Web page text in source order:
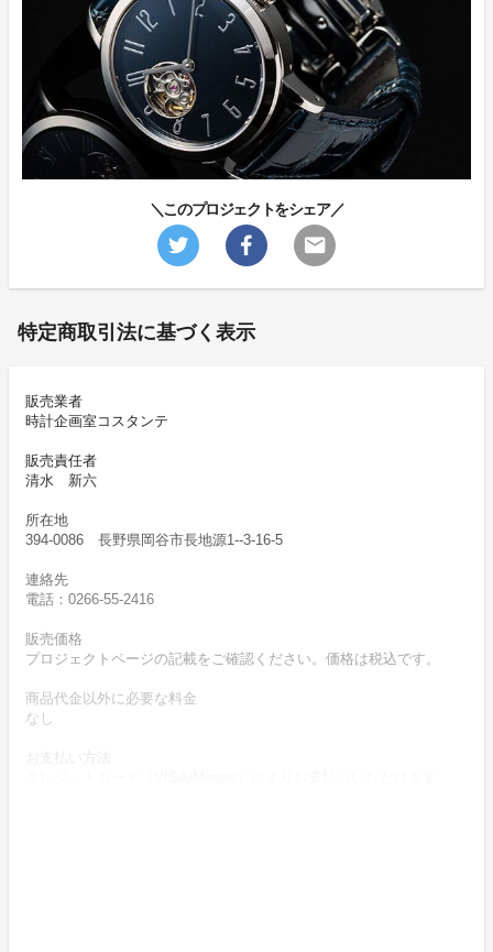
＼このプロジェクトをシェア／
特定商取引法に基づく表示
販売業者
時計企画室コスタンテ
販売責任者
清水 新六
所在地
394-0086 長野県岡谷市長地源1--3-16-5
連絡先
電話：0266-55-2416
販売価格
プロジェクトページの記載をご確認ください。価格は税込です。
商品代金以外に必要な料金
なし